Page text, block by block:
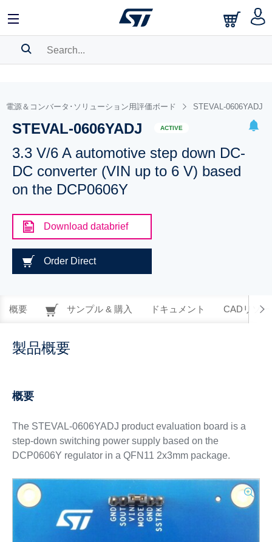
BOOKMARK
Please log in to show your saved searches.
電源＆コンバータ･ソリューション用評価ボード STEVAL-0606YADJ
STEVAL-0606YADJ ACTIVE
3.3 V/6 A automotive step down DC-
DC converter (VIN up to 6 V) based
on the DCP0606Y
Download databrief
Order Direct
概要 サンプル & 購入 ドキュメント CADリソー
製品概要
概要
The STEVAL-0606YADJ product evaluation board is a
step-down switching power supply based on the
DCP0606Y regulator in a QFN11 2x3mm package.